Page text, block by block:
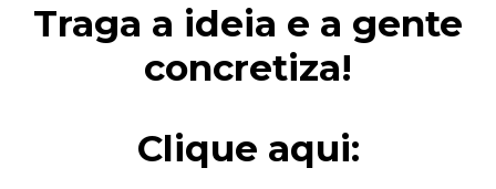
Traga a ideia e a gente
concretiza!
Clique aqui: